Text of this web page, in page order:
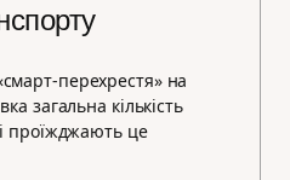
перехрестя» на
загальна кількість
проїжджають це